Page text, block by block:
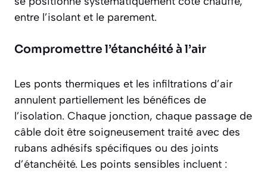
entre l’isolant et le parement.
Compromettre l’étanchéité à l’air
Les ponts thermiques et les infiltrations d’air
annulent partiellement les bénéfices de
l’isolation. Chaque jonction, chaque passage de
câble doit être soigneusement traité avec des
rubans adhésifs spécifiques ou des joints
d’étanchéité. Les points sensibles incluent :